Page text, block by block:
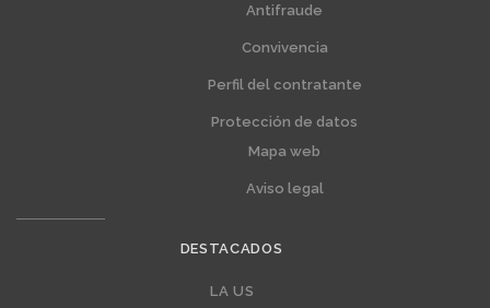
Antifraude
Convivencia
Perfil del contratante
Protección de datos
Mapa web
Aviso legal
DESTACADOS
LA US